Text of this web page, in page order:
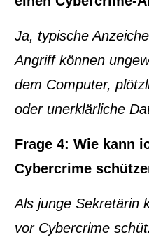
Ja, typische
Angriff können
dem Computer,
oder unerklärliche
Frage 4: Wie kann
Cybercrime
Als junge Sekretärin
vor Cybercrime